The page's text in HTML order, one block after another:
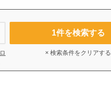
ロ
1件を検索する
× 検索条件をクリアする